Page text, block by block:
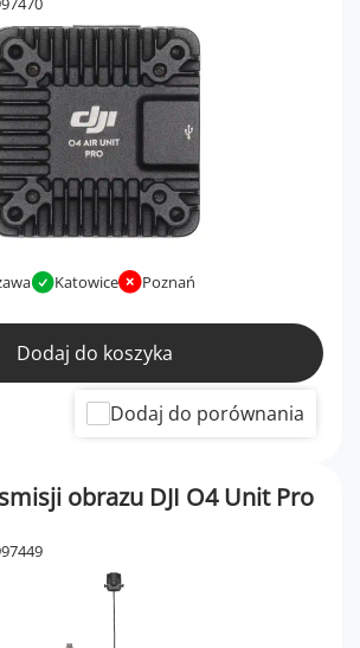
Katowice Poznań
Dodaj do koszyka
Dodaj do porównania
obrazu DJI O4 Unit Pro